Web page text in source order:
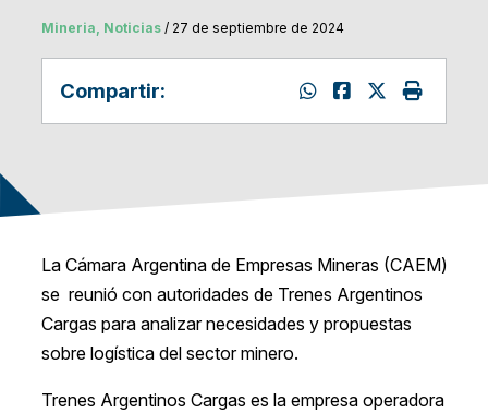
Mineria, Noticias/ 27 de septiembre de 2024
Compartir:
La Cámara Argentina de Empresas Mineras (CAEM)
se reunió con autoridades de Trenes Argentinos
Cargas para analizar necesidades y propuestas
sobre logística del sector minero.
Trenes Argentinos Cargas es la empresa operadora